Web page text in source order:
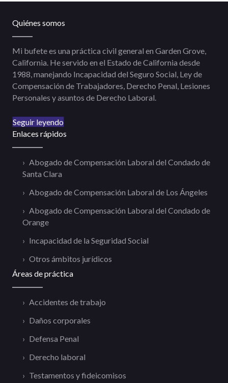
Quiénes somos
Mi bufete es una práctica civil general en Garden Grove,
California. He servido en el Estado de California desde
1988, manejando Incapacidad del Seguro Social, Ley de
Compensación de Trabajadores, Derecho Penal, Lesiones
Personales y asuntos de Derecho Laboral.
Seguir leyendo
Enlaces rápidos
Abogado de Compensación Laboral del Condado de
Santa Clara
Abogado de Compensación Laboral de Los Ángeles
Abogado de Compensación Laboral del Condado de
Orange
Incapacidad de la Seguridad Social
Otros ámbitos jurídicos
Áreas de práctica
Accidentes de trabajo
Daños corporales
Defensa Penal
Derecho laboral
Testamentos y fideicomisos